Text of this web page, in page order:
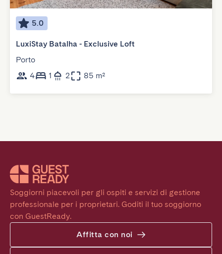
5.0
LuxiStay Batalha - Exclusive Loft
Porto
4
1 2 85 m²
Soggiorni piacevoli per gli ospiti e servizi di gestione
professionale per i proprietari. Goditi il tuo soggiorno
con GuestReady.
Affitta con noi